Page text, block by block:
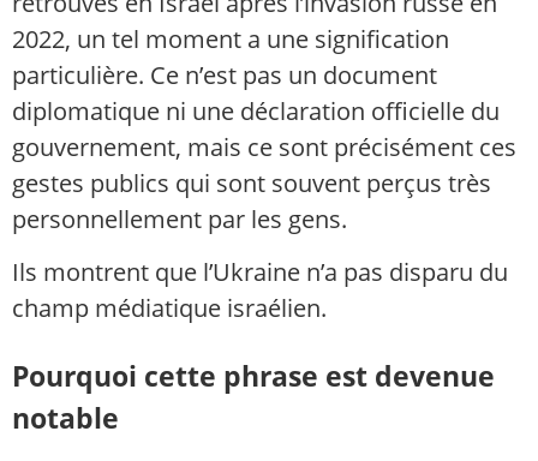
2022, un tel moment a une signification
particulière. Ce n’est pas un document
diplomatique ni une déclaration officielle du
gouvernement, mais ce sont précisément ces
gestes publics qui sont souvent perçus très
personnellement par les gens.
Ils montrent que l’Ukraine n’a pas disparu du
champ médiatique israélien.
Pourquoi cette phrase est devenue
notable